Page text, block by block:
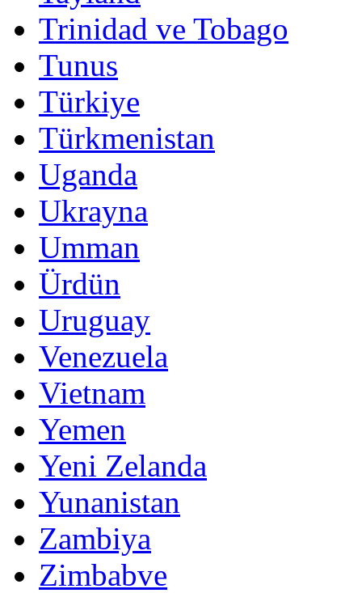
Trinidad ve Tobago
Tunus
Türkiye
Türkmenistan
Uganda
Ukrayna
Umman
Ürdün
Uruguay
Venezuela
Vietnam
Yemen
Yeni Zelanda
Yunanistan
Zambiya
Zimbabve